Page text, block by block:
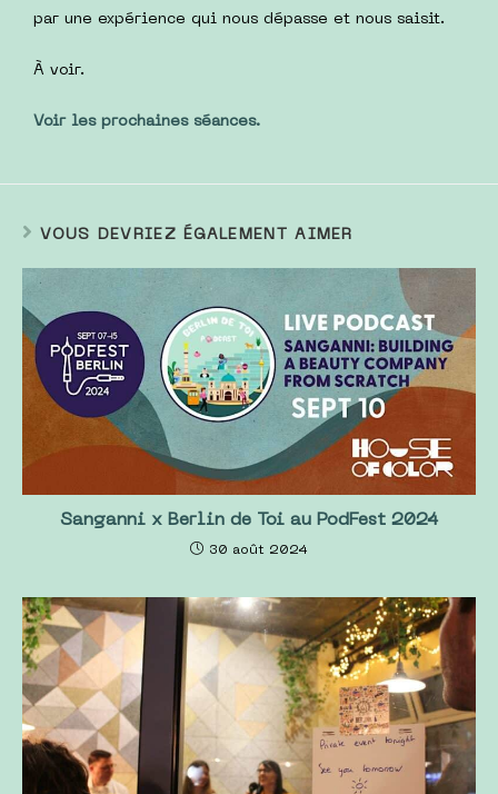
par une expérience qui nous dépasse et nous saisit.
À voir.
Voir les prochaines séances.
VOUS DEVRIEZ ÉGALEMENT AIMER
Sanganni x Berlin de Toi au PodFest 2024
30 août 2024